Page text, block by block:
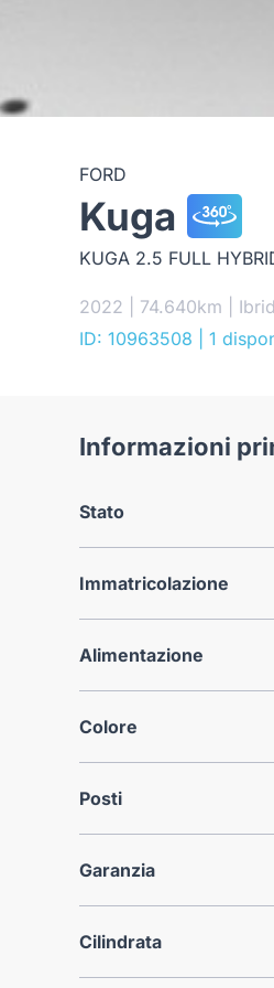
FORD
Kuga
KUGA 2.5 FULL
2022 | 74.640km |
ID: 10963508
| 1
Informazioni
Stato
Immatricolazione
Alimentazione
Colore
Posti
Garanzia
Cilindrata